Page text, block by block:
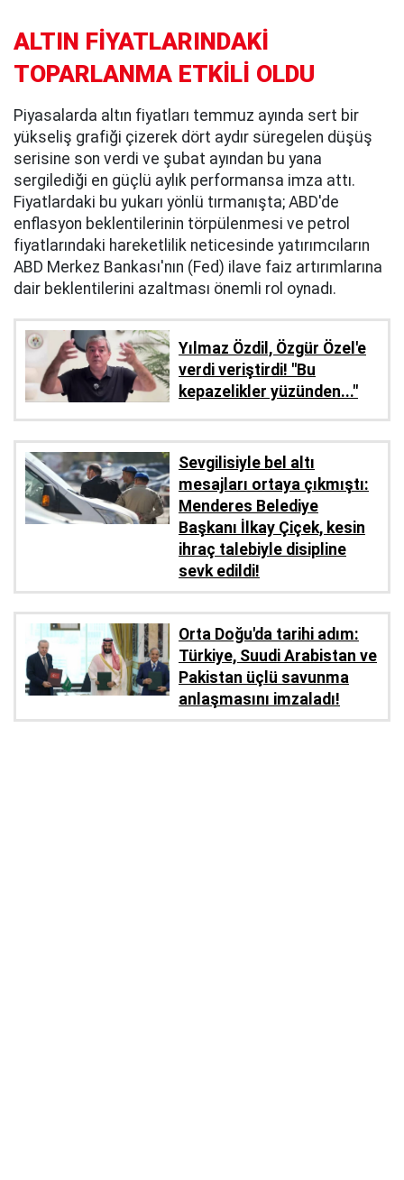
ALTIN FİYATLARINDAKİ
TOPARLANMA ETKİLİ OLDU
Piyasalarda altın fiyatları temmuz ayında sert bir
yükseliş grafiği çizerek dört aydır süregelen düşüş
serisine son verdi ve şubat ayından bu yana
sergilediği en güçlü aylık performansa imza attı.
Fiyatlardaki bu yukarı yönlü tırmanışta; ABD'de
enflasyon beklentilerinin törpülenmesi ve petrol
fiyatlarındaki hareketlilik neticesinde yatırımcıların
ABD Merkez Bankası'nın (Fed) ilave faiz artırımlarına
dair beklentilerini azaltması önemli rol oynadı.
Yılmaz Özdil, Özgür Özel'e
verdi veriştirdi! ''Bu
kepazelikler yüzünden..."
Sevgilisiyle bel altı
mesajları ortaya çıkmıştı:
Menderes Belediye
Başkanı İlkay Çiçek, kesin
ihraç talebiyle disipline
sevk edildi!
Orta Doğu'da tarihi adım:
Türkiye, Suudi Arabistan ve
Pakistan üçlü savunma
anlaşmasını imzaladı!